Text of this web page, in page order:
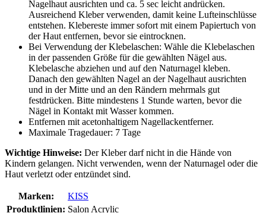
Nagelhaut ausrichten und ca. 5 sec leicht andrücken.
Ausreichend Kleber verwenden, damit keine Lufteinschlüsse
entstehen. Klebereste immer sofort mit einem Papiertuch von
der Haut entfernen, bevor sie eintrocknen.
Bei Verwendung der Klebelaschen: Wähle die Klebelaschen
in der passenden Größe für die gewählten Nägel aus.
Klebelasche abziehen und auf den Naturnagel kleben.
Danach den gewählten Nagel an der Nagelhaut ausrichten
und in der Mitte und an den Rändern mehrmals gut
festdrücken. Bitte mindestens 1 Stunde warten, bevor die
Nägel in Kontakt mit Wasser kommen.
Entfernen mit acetonhaltigem Nagellackentferner.
Maximale Tragedauer: 7 Tage
Wichtige Hinweise: Der Kleber darf nicht in die Hände von
Kindern gelangen. Nicht verwenden, wenn der Naturnagel oder die
Haut verletzt oder entzündet sind.
Marken:
KISS
Produktlinien: Salon Acrylic